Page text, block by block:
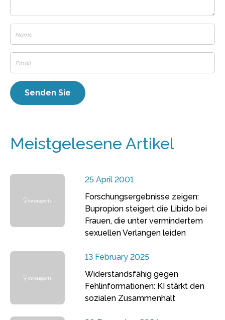
Meistgelesene Artikel
25 April 2001
Forschungsergebnisse zeigen:
Bupropion steigert die Libido bei
Frauen, die unter vermindertem
sexuellen Verlangen leiden
13 February 2025
Widerstandsfähig gegen
Fehlinformationen: KI stärkt den
sozialen Zusammenhalt